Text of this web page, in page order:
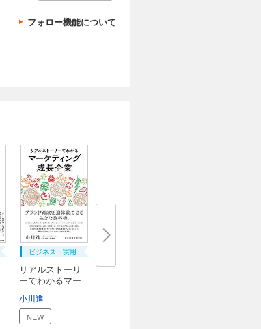
フォロー機能について
ビジネス・実用
リアルストーリ
ーでわかるマー
小川進
NEW